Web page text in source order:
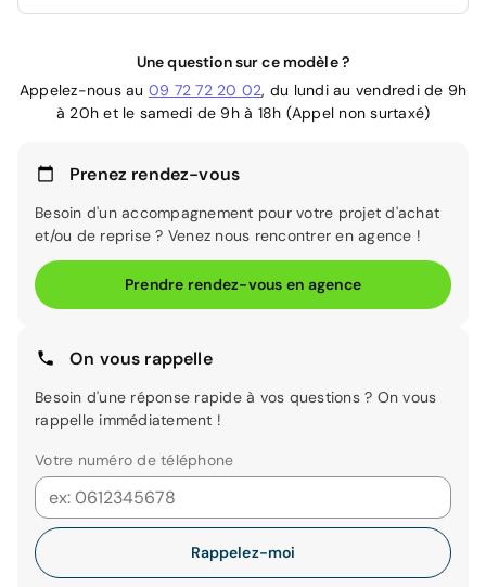
Une question sur ce modèle ?
Appelez-nous au 09 72 72 20 02, du lundi au vendredi de 9h
à 20h et le samedi de 9h à 18h (Appel non surtaxé)
Prenez rendez-vous
Besoin d'un accompagnement pour votre projet d'achat
et/ou de reprise ? Venez nous rencontrer en agence !
Prendre rendez-vous en agence
On vous rappelle
Besoin d'une réponse rapide à vos questions ? On vous
rappelle immédiatement !
Votre numéro de téléphone
Rappelez-moi